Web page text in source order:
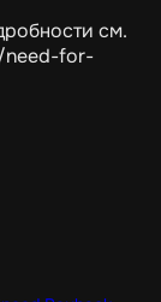
см.
need-for-